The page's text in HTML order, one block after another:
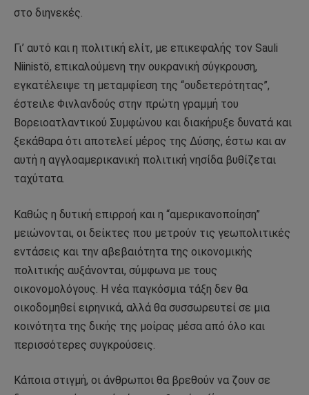
στο διηνεκές.
Γι’ αυτό και η πολιτική ελίτ, με επικεφαλής τον Sauli
Niinistö, επικαλούμενη την ουκρανική σύγκρουση,
εγκατέλειψε τη μεταμφίεση της “ουδετερότητας”,
έστειλε Φινλανδούς στην πρώτη γραμμή του
Βορειοατλαντικού Συμφώνου και διακήρυξε δυνατά και
ξεκάθαρα ότι αποτελεί μέρος της Δύσης, έστω και αν
αυτή η αγγλοαμερικανική πολιτική νησίδα βυθίζεται
ταχύτατα.
Καθώς η δυτική επιρροή και η “αμερικανοποίηση”
μειώνονται, οι δείκτες που μετρούν τις γεωπολιτικές
εντάσεις και την αβεβαιότητα της οικονομικής
πολιτικής αυξάνονται, σύμφωνα με τους
οικονομολόγους. Η νέα παγκόσμια τάξη δεν θα
οικοδομηθεί ειρηνικά, αλλά θα συσσωρευτεί σε μια
κοινότητα της δικής της μοίρας μέσα από όλο και
περισσότερες συγκρούσεις.
Κάποια στιγμή, οι άνθρωποι θα βρεθούν να ζουν σε